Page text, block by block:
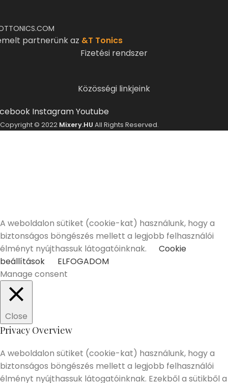
partnerünk az &T Tonics
Fizetési rendszer
Közösségi linkjeink
InstagramYoutube
Copyright © 2022 Mixery.HU All Rights Reserved.
A weboldalon sütiket (cookie-kat) használunk, hogy a
biztonságos böngészés mellett a legjobb felhasználói
élményt nyújthassuk látogatóinknak.
Cookie
beállítások
ELFOGADOM
Manage consent
Close
Privacy Overview
A weboldalon sütiket (cookie-kat) használunk, hogy a
biztonságos böngészés mellett a legjobb felhasználói
élményt nyújthassuk látogatóinknak. Ezekből a sütikből a